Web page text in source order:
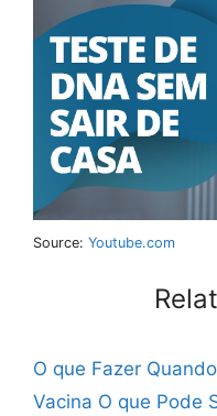
Source: Youtube.com
O que Fazer
Vacina O que Pode